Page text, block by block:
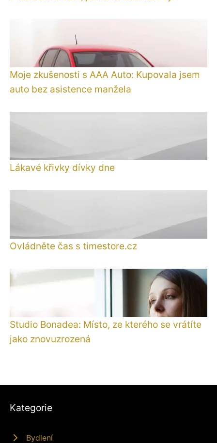
Moje zkušenosti s AAA Auto: Kupovala jsem
auto bez asistence manžela
Lákavé křivky dívky dne
Ovládněte čas s timestore.cz
Studio Bonadea: Místo, ze kterého se vrátíte
jako znovuzrozená
Kategorie
Bydlení